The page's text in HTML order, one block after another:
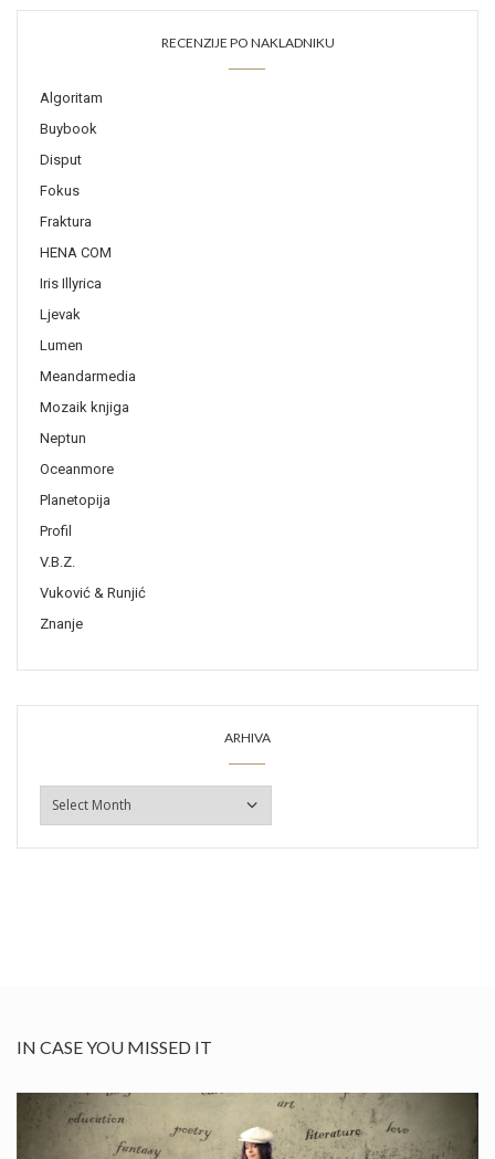
RECENZIJE PO NAKLADNIKU
Algoritam
Buybook
Disput
Fokus
Fraktura
HENA COM
Iris Illyrica
Ljevak
Lumen
Meandarmedia
Mozaik knjiga
Neptun
Oceanmore
Planetopija
Profil
V.B.Z.
Vuković & Runjić
Znanje
ARHIVA
IN CASE YOU MISSED IT